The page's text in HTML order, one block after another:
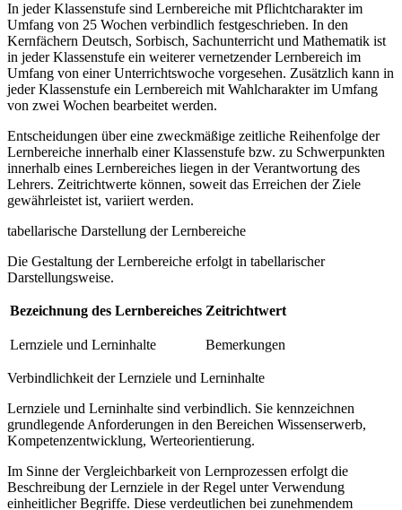
In jeder Klassenstufe sind Lernbereiche mit Pflichtcharakter im
Umfang von 25 Wochen verbindlich festgeschrieben. In den
Kernfächern Deutsch, Sorbisch, Sachunterricht und Mathematik ist
in jeder Klassenstufe ein weiterer vernetzender Lernbereich im
Umfang von einer Unterrichtswoche vorgesehen. Zusätzlich kann in
jeder Klassenstufe ein Lernbereich mit Wahlcharakter im Umfang
von zwei Wochen bearbeitet werden.
Entscheidungen über eine zweckmäßige zeitliche Reihenfolge der
Lernbereiche innerhalb einer Klassenstufe bzw. zu Schwerpunkten
innerhalb eines Lernbereiches liegen in der Verantwortung des
Lehrers. Zeitrichtwerte können, soweit das Erreichen der Ziele
gewährleistet ist, variiert werden.
tabellarische Darstellung der Lernbereiche
Die Gestaltung der Lernbereiche erfolgt in tabellarischer
Darstellungsweise.
Bezeichnung des Lernbereiches Zeitrichtwert
Lernziele und Lerninhalte Bemerkungen
Verbindlichkeit der Lernziele und Lerninhalte
Lernziele und Lerninhalte sind verbindlich. Sie kennzeichnen
grundlegende Anforderungen in den Bereichen Wissenserwerb,
Kompetenzentwicklung, Werteorientierung.
Im Sinne der Vergleichbarkeit von Lernprozessen erfolgt die
Beschreibung der Lernziele in der Regel unter Verwendung
einheitlicher Begriffe. Diese verdeutlichen bei zunehmendem